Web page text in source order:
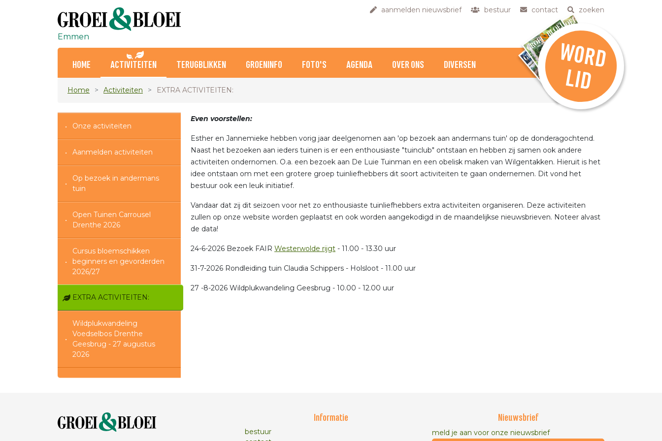
aanmelden nieuwsbrief bestuur contact zoeken
Emmen
HOME ACTIVITEITEN TERUGBLIKKEN GROENINFO FOTO'S AGENDA OVER ONS DIVERSEN W
O
R
D
L
ID
Home Activiteiten EXTRA ACTIVITEITEN:
Onze activiteiten
Aanmelden activiteiten
Op bezoek in andermans
tuin
Open Tuinen Carrousel
Drenthe 2026
Cursus bloemschikken
beginners en gevorderden
2026/27
EXTRA ACTIVITEITEN:
Wildplukwandeling
Voedselbos Drenthe
Geesbrug - 27 augustus
2026
Even voorstellen:
Esther en Jannemieke hebben vorig jaar deelgenomen aan 'op bezoek aan andermans tuin' op de donderagochtend.
Naast het bezoeken aan ieders tuinen is er een enthousiaste "tuinclub" ontstaan en hebben zij samen ook andere
activiteiten ondernomen. O.a. een bezoek aan De Luie Tuinman en een obelisk maken van Wilgentakken. Hieruit is het
idee ontstaan om met een grotere groep tuinliefhebbers dit soort activiteiten te gaan ondernemen. Dit vond het
bestuur ook een leuk initiatief.
Vandaar dat zij dit seizoen voor net zo enthousiaste tuinliefhebbers extra activiteiten organiseren. Deze activiteiten
zullen op onze website worden geplaatst en ook worden aangekodigd in de maandelijkse nieuwsbrieven. Noteer alvast
de data!
24-6-2026 Bezoek FAIR Westerwolde rijgt - 11.00 - 13.30 uur
31-7-2026 Rondleiding tuin Claudia Schippers - Holsloot - 11.00 uur
27 -8-2026 Wildplukwandeling Geesbrug - 10.00 - 12.00 uur
Informatie
bestuur
Nieuwsbrief
meld je aan voor onze nieuwsbrief